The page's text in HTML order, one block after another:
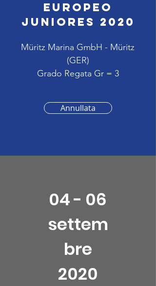
europeo
juniores 2020
Müritz Marina GmbH - Müritz
(GER)
Grado Regata Gr = 3
Annullata
04 - 06
settem
bre
2020